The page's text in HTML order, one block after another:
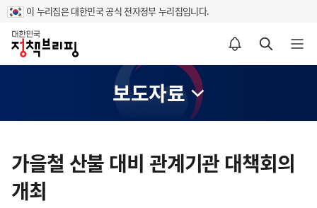
이 누리집은 대한민국 공식 전자정부 누리집입니다.
홈
알림설정 바로가기 검색 바로가기 메뉴 열기
보도자료
텐
츠
영
가을철 산불 대비 관계기관 대책회의
개최